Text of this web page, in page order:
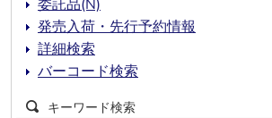
委託品(N)
発売入荷・先行予約情報
詳細検索
バーコード検索
キーワード検索